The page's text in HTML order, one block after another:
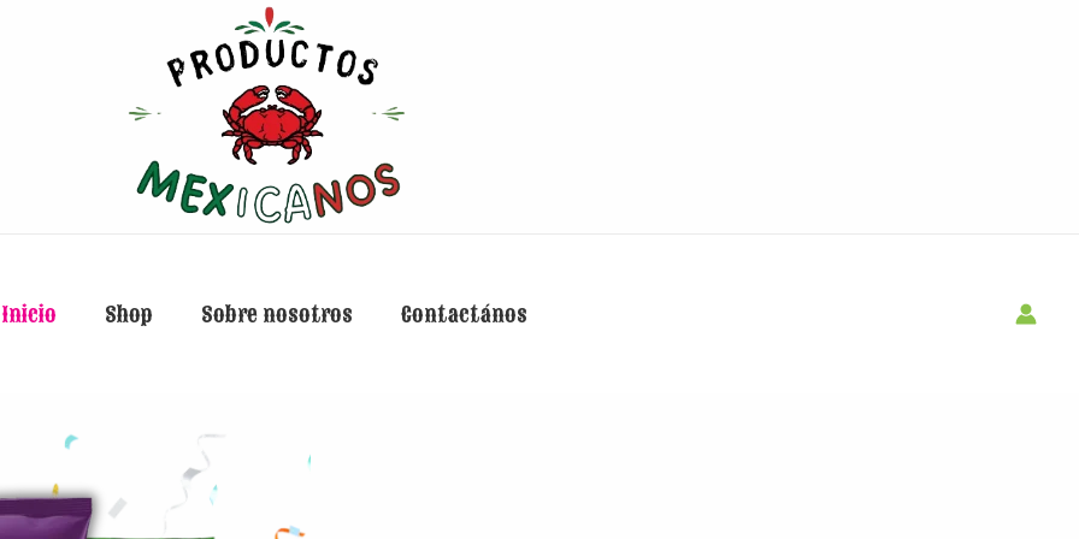
Inicio Shop Sobre nosotros Contactános